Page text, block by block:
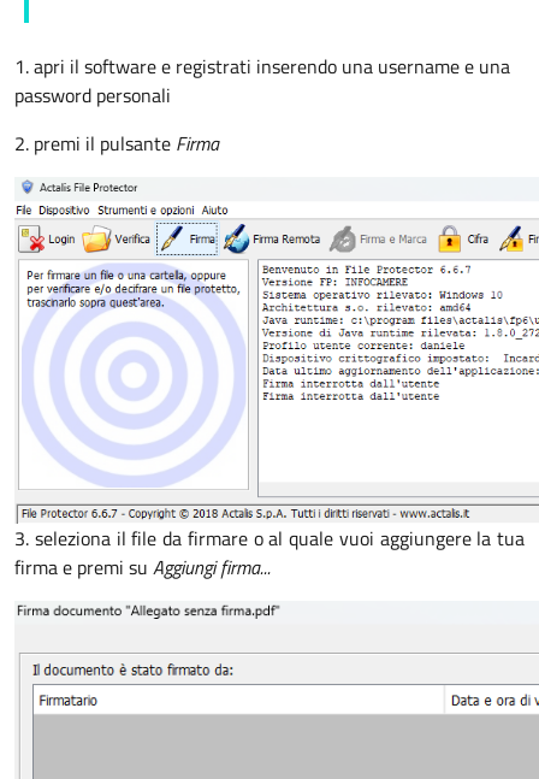
1. apri il software e registrati inserendo una username e una
password personali
2. premi il pulsante Firma
3. seleziona il file da firmare o al quale vuoi aggiungere la tua
firma e premi su Aggiungi firma...